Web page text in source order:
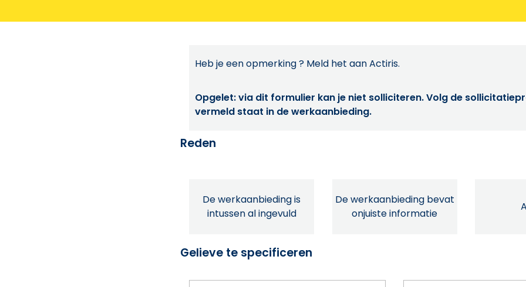
Heb je een opmerking ? Meld het aan Actiris.
Opgelet: via dit formulier kan je niet solliciteren. Volg de
vermeld staat in de werkaanbieding.
Reden
De werkaanbieding is
intussen al ingevuld
De werkaanbieding bevat
onjuiste informatie
Gelieve te specificeren